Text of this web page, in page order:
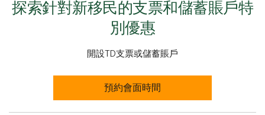
探索針對新移民的支票和儲蓄賬戶特
別優惠
開設TD支票或儲蓄賬戶
預約會面時間